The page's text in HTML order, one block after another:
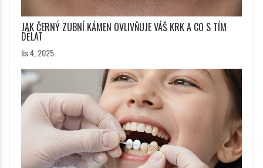
JAK ČERNÝ ZUBNÍ KÁMEN OVLIVŇUJE VÁŠ KRK A CO S TÍM
DĚLAT
lis 4, 2025